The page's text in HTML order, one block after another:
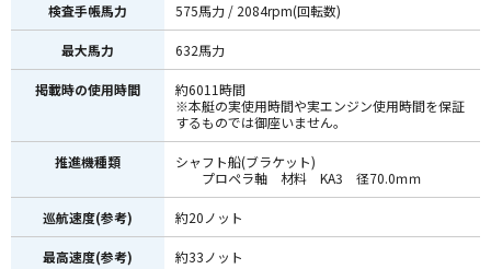
検査手帳馬力 575馬力 / 2084rpm(回転数)
最大馬力 632馬力
掲載時の使用時間
約6011時間
※本艇の実使用時間や実エンジン使用時間を保証
するものでは御座いません。
推進機種類
シャフト船(ブラケット)
プロペラ軸 材料 KA3 径70.0ｍｍ
巡航速度(参考) 約20ノット
最高速度(参考) 約33ノット